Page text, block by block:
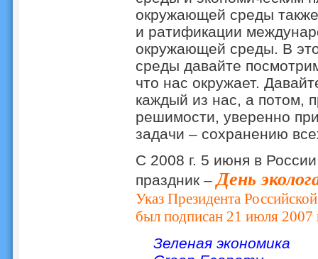
окружающей среды
и ратификации
окружающей среды. В
среды давайте
что нас окружает.
каждый из нас, а потом,
решимости, уверенно
задачи – сохранению
С 2008 г. 5 июня в
праздник – День
Указ Президента
был подписан 21 июля 2007
Зеленая экономика